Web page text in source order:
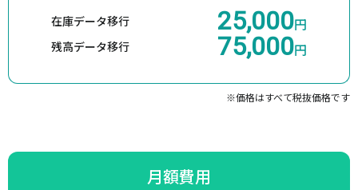
在庫データ移行 25,000円
残高データ移行 75,000円
※価格はすべて税抜価格です
月額費用